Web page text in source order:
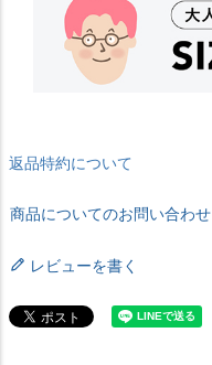
返品特約について
商品についてのお問い合わせ
レビューを書く